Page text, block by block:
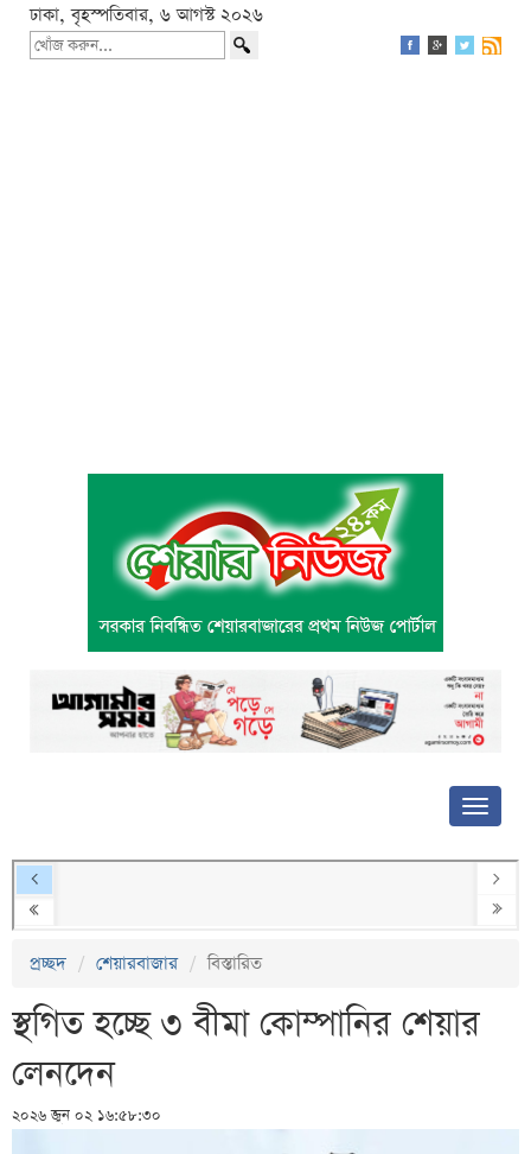
ঢাকা, বৃহস্পতিবার, ৬ আগস্ট ২০২৬
প্রচ্ছদ শেয়ারবাজার বিস্তারিত
স্থগিত হচ্ছে ৩ বীমা কোম্পানির শেয়ার
লেনদেন
২০২৬ জুন ০২ ১৬:৫৮:৩০